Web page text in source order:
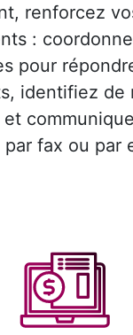
renforcez
:
pour
identifiez de
fax ou par